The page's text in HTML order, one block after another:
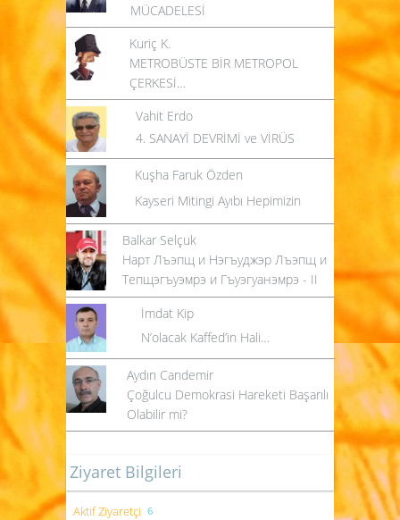
MÜCADELESİ
Kuriç K.
METROBÜSTE BİR METROPOL
ÇERKESİ…
Vahit Erdo
4. SANAYİ DEVRİMİ ve VİRÜS
Kuşha Faruk Özden
Kayseri Mitingi Ayıbı Hepimizin
Balkar Selçuk
Нарт Лъэпщ и Нэгъуджэр Лъэпщ и
Тепщэгъуэмрэ и Гъуэгуанэмрэ - II
İmdat Kip
N’olacak Kaffed’in Hali…
Aydın Candemir
Çoğulcu Demokrasi Hareketi Başarılı
Olabilir mi?
Ziyaret Bilgileri
Aktif Ziyaretçi 6